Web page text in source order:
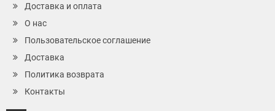
Доставка и оплата
О нас
Пользовательское соглашение
Доставка
Политика возврата
Контакты